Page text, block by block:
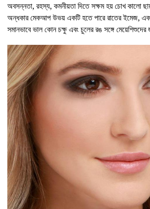
অবসন্নতা, রহস্য, কমনীয়তা দিতে সক্ষম হয় চোখ কালো
অন্ধকার মেকআপ উভয় একটি হতে পারে রাতের ইমেজ, এবং
সমানভাবে ভাল কোন চক্ষু এবং চুলের রঙ সঙ্গে